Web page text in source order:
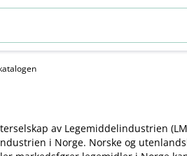
av Legemiddelindustrien
i Norge. Norske og